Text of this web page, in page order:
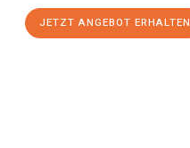
JETZT ANGEBOT ERHALTEN